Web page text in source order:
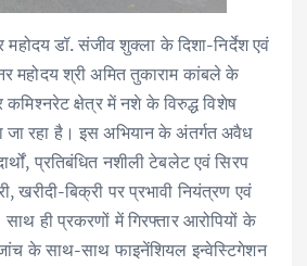
डॉ. संजीव शुक्ला के दिशा-निर्देश एवं
महोदय श्री अमित तुकाराम कांबले के
कमिश्नरेट क्षेत्र में नशे के विरुद्ध विशेष
जा रहा है। इस अभियान के अंतर्गत अवैध
प्रतिबंधित नशीली टेबलेट एवं सिरप
बिक्री पर प्रभावी नियंत्रण एवं
ही प्रकरणों में गिरफ्तार आरोपियों के
के साथ-साथ फाइनेंशियल इन्वेस्टिगेशन